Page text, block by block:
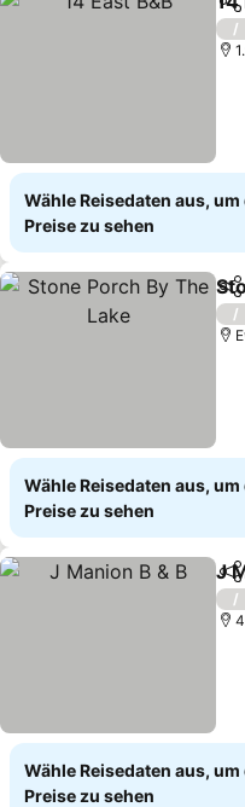
/
Wähle Reisedaten aus,
Preise zu sehen
/
Wähle Reisedaten aus,
Preise zu sehen
J
/
Wähle Reisedaten aus,
Preise zu sehen